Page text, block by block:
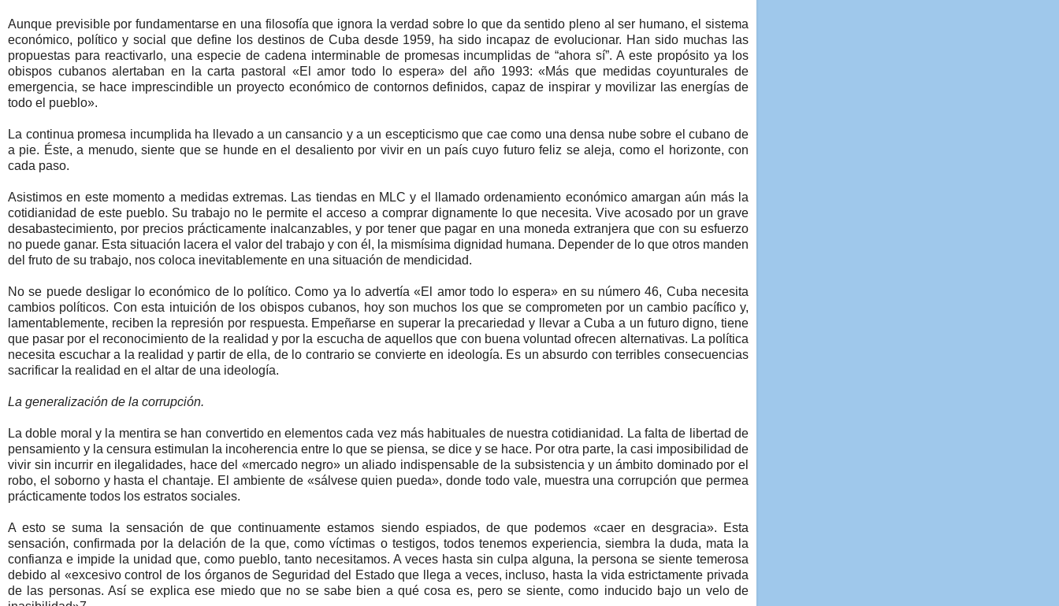
Aunque previsible por fundamentarse en una filosofía que ignora la verdad sobre lo que da sentido pleno al ser humano, el sistema
económico, político y social que define los destinos de Cuba desde 1959, ha sido incapaz de evolucionar. Han sido muchas las
propuestas para reactivarlo, una especie de cadena interminable de promesas incumplidas de “ahora sí”. A este propósito ya los
obispos cubanos alertaban en la carta pastoral «El amor todo lo espera» del año 1993: «Más que medidas coyunturales de
emergencia, se hace imprescindible un proyecto económico de contornos definidos, capaz de inspirar y movilizar las energías de
todo el pueblo».
La continua promesa incumplida ha llevado a un cansancio y a un escepticismo que cae como una densa nube sobre el cubano de
a pie. Éste, a menudo, siente que se hunde en el desaliento por vivir en un país cuyo futuro feliz se aleja, como el horizonte, con
cada paso.
Asistimos en este momento a medidas extremas. Las tiendas en MLC y el llamado ordenamiento económico amargan aún más la
cotidianidad de este pueblo. Su trabajo no le permite el acceso a comprar dignamente lo que necesita. Vive acosado por un grave
desabastecimiento, por precios prácticamente inalcanzables, y por tener que pagar en una moneda extranjera que con su esfuerzo
no puede ganar. Esta situación lacera el valor del trabajo y con él, la mismísima dignidad humana. Depender de lo que otros manden
del fruto de su trabajo, nos coloca inevitablemente en una situación de mendicidad.
No se puede desligar lo económico de lo político. Como ya lo advertía «El amor todo lo espera» en su número 46, Cuba necesita
cambios políticos. Con esta intuición de los obispos cubanos, hoy son muchos los que se comprometen por un cambio pacífico y,
lamentablemente, reciben la represión por respuesta. Empeñarse en superar la precariedad y llevar a Cuba a un futuro digno, tiene
que pasar por el reconocimiento de la realidad y por la escucha de aquellos que con buena voluntad ofrecen alternativas. La política
necesita escuchar a la realidad y partir de ella, de lo contrario se convierte en ideología. Es un absurdo con terribles consecuencias
sacrificar la realidad en el altar de una ideología.
La generalización de la corrupción.
La doble moral y la mentira se han convertido en elementos cada vez más habituales de nuestra cotidianidad. La falta de libertad de
pensamiento y la censura estimulan la incoherencia entre lo que se piensa, se dice y se hace. Por otra parte, la casi imposibilidad de
vivir sin incurrir en ilegalidades, hace del «mercado negro» un aliado indispensable de la subsistencia y un ámbito dominado por el
robo, el soborno y hasta el chantaje. El ambiente de «sálvese quien pueda», donde todo vale, muestra una corrupción que permea
prácticamente todos los estratos sociales.
A esto se suma la sensación de que continuamente estamos siendo espiados, de que podemos «caer en desgracia». Esta
sensación, confirmada por la delación de la que, como víctimas o testigos, todos tenemos experiencia, siembra la duda, mata la
confianza e impide la unidad que, como pueblo, tanto necesitamos. A veces hasta sin culpa alguna, la persona se siente temerosa
debido al «excesivo control de los órganos de Seguridad del Estado que llega a veces, incluso, hasta la vida estrictamente privada
de las personas. Así se explica ese miedo que no se sabe bien a qué cosa es, pero se siente, como inducido bajo un velo de